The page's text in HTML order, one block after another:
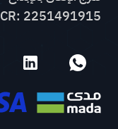
CR: 2251491915